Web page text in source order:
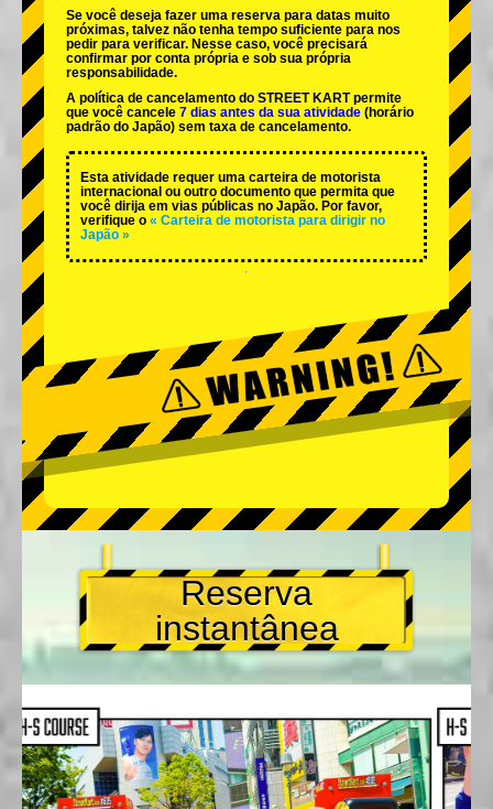
Se você deseja fazer uma reserva para datas muito
próximas, talvez não tenha tempo suficiente para nos
pedir para verificar. Nesse caso, você precisará
confirmar por conta própria e sob sua própria
responsabilidade.
A política de cancelamento do STREET KART permite
que você cancele 7 dias antes da sua atividade (horário
padrão do Japão) sem taxa de cancelamento.
Esta atividade requer uma carteira de motorista
internacional ou outro documento que permita que
você dirija em vias públicas no Japão. Por favor,
verifique o « Carteira de motorista para dirigir no
Japão »
Reserva
instantânea